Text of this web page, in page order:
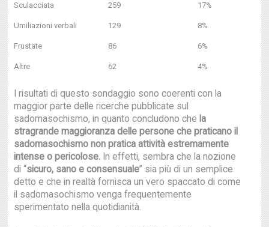
Sculacciata 259 17%
Umiliazioni verbali 129 8%
Frustate 86 6%
Altre 62 4%
I risultati di questo sondaggio sono coerenti con la
maggior parte delle ricerche pubblicate sul
sadomasochismo, in quanto concludono che la
stragrande maggioranza delle persone che praticano il
sadomasochismo non pratica attività estremamente
intense o pericolose. In effetti, sembra che la nozione
di “sicuro, sano e consensuale” sia più di un semplice
detto e che in realtà fornisca un vero spaccato di come
il sadomasochismo venga frequentemente
sperimentato nella quotidianità.